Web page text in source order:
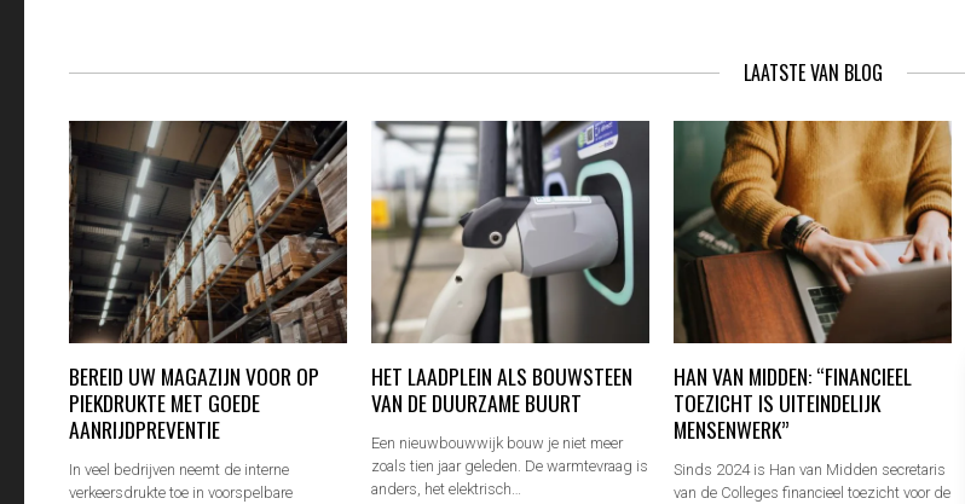
LAATSTE VAN BLOG
BEREID UW MAGAZIJN VOOR OP
PIEKDRUKTE MET GOEDE
AANRIJDPREVENTIE
In veel bedrijven neemt de interne
verkeersdrukte toe in voorspelbare
HET LAADPLEIN ALS BOUWSTEEN
VAN DE DUURZAME BUURT
Een nieuwbouwwijk bouw je niet meer
zoals tien jaar geleden. De warmtevraag is
anders, het elektrisch…
HAN VAN MIDDEN: “FINANCIEEL
TOEZICHT IS UITEINDELIJK
MENSENWERK”
Sinds 2024 is Han van Midden secretaris
van de Colleges financieel toezicht voor de